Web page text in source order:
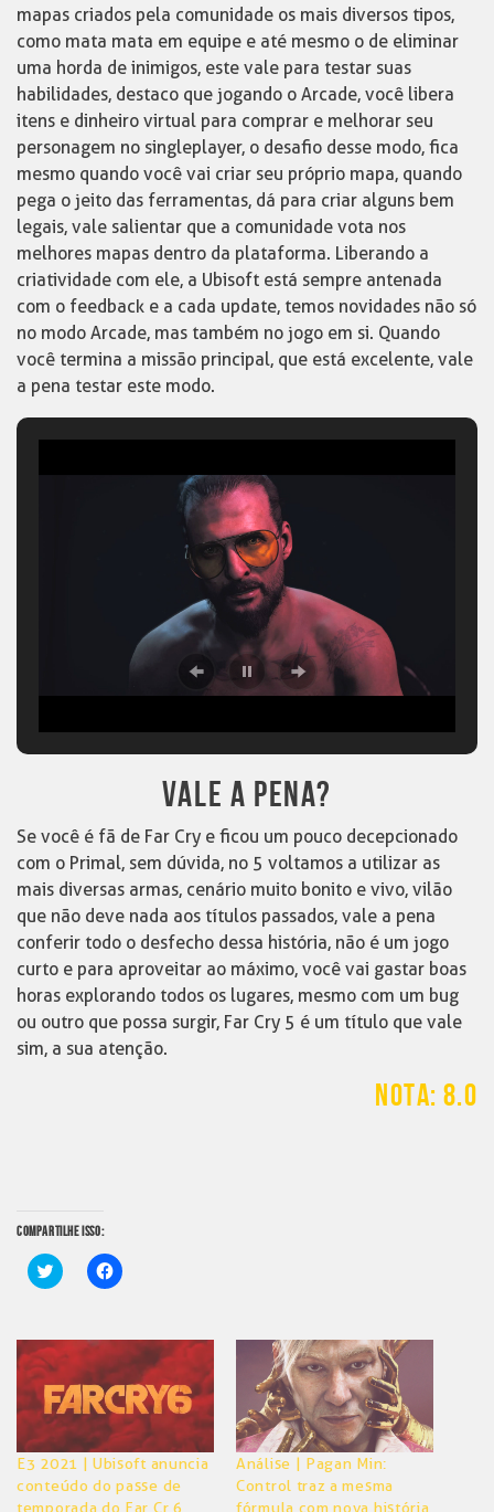
mapas criados pela comunidade os mais diversos tipos,
como mata mata em equipe e até mesmo o de eliminar
uma horda de inimigos, este vale para testar suas
habilidades, destaco que jogando o Arcade, você libera
itens e dinheiro virtual para comprar e melhorar seu
personagem no singleplayer, o desafio desse modo, fica
mesmo quando você vai criar seu próprio mapa, quando
pega o jeito das ferramentas, dá para criar alguns bem
legais, vale salientar que a comunidade vota nos
melhores mapas dentro da plataforma. Liberando a
criatividade com ele, a Ubisoft está sempre antenada
com o feedback e a cada update, temos novidades não só
no modo Arcade, mas também no jogo em si. Quando
você termina a missão principal, que está excelente, vale
a pena testar este modo.
VALE A PENA?
Se você é fã de Far Cry e ficou um pouco decepcionado
com o Primal, sem dúvida, no 5 voltamos a utilizar as
mais diversas armas, cenário muito bonito e vivo, vilão
que não deve nada aos títulos passados, vale a pena
conferir todo o desfecho dessa história, não é um jogo
curto e para aproveitar ao máximo, você vai gastar boas
horas explorando todos os lugares, mesmo com um bug
ou outro que possa surgir, Far Cry 5 é um título que vale
sim, a sua atenção.
NOTA: 8.0
COMPARTILHE ISSO:
Clique
para
em
nova
janela)
Clique
para
em
nova
janela)
E3 2021 | Ubisoft anuncia
conteúdo do passe de
temporada do Far Cr 6
Análise | Pagan Min:
Control traz a mesma
fórmula com nova história